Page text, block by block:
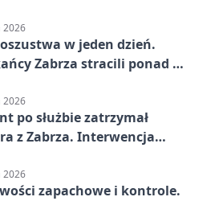
2026
w jeden dzień.
Zabrza stracili ponad 6
2026
po służbie zatrzymał
z Zabrza. Interwencja
2026
zapachowe i kontrole.